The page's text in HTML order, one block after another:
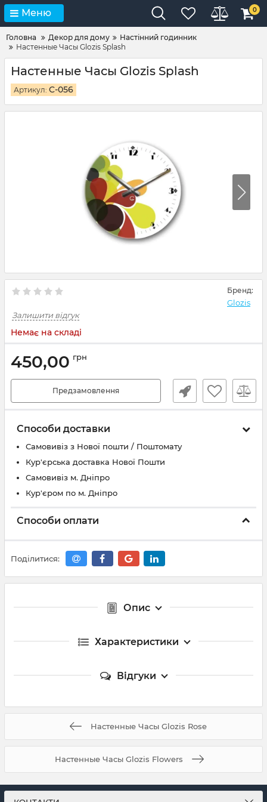
Меню 0
Головна Декор для дому
Настінний годинник
Настенные Часы Glozis Splash
Настенные Часы Glozis Splash
Артикул: C-056
Бренд:
Glozis
Залишити відгук
Немає на складі
450,00 грн
Предзамовлення
Способи доставки
Самовивіз з Нової пошти / Поштомату
Кур'єрська доставка Нової Пошти
Самовивіз м. Дніпро
Кур'єром по м. Дніпро
Способи оплати
Поділитися:
Опис
Характеристики
Відгуки
Настенные Часы Glozis Rose
Настенные Часы Glozis Flowers